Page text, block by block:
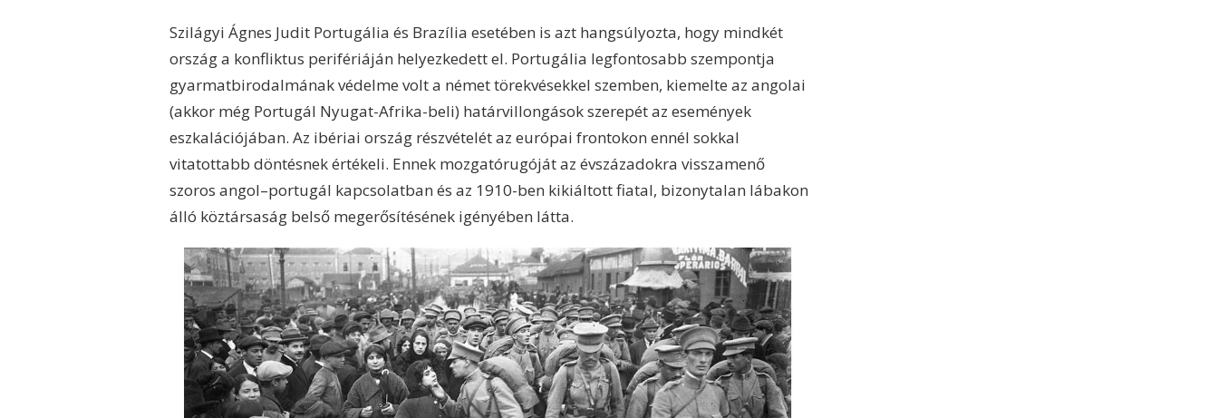
Szilágyi Ágnes Judit Portugália és Brazília esetében is azt hangsúlyozta, hogy mindkét
ország a konfliktus perifériáján helyezkedett el. Portugália legfontosabb szempontja
gyarmatbirodalmának védelme volt a német törekvésekkel szemben, kiemelte az angolai
(akkor még Portugál Nyugat-Afrika-beli) határvillongások szerepét az események
eszkalációjában. Az ibériai ország részvételét az európai frontokon ennél sokkal
vitatottabb döntésnek értékeli. Ennek mozgatórugóját az évszázadokra visszamenő
szoros angol–portugál kapcsolatban és az 1910-ben kikiáltott fiatal, bizonytalan lábakon
álló köztársaság belső megerősítésének igényében látta.